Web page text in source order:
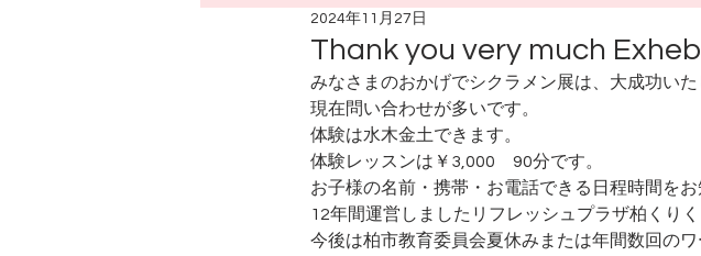
Thank you very much
2024年11月27日
みなさまのおかげでシクラメン展は、大成功いた
現在問い合わせが多いです。
体験は水木金土できます。
体験レッスンは￥3,000　90分です。
お子様の名前・携帯・お電話できる日程時間を
12年間運営しましたリフレッシュプラザ柏くり
今後は柏市教育委員会夏休みまたは年間数回の